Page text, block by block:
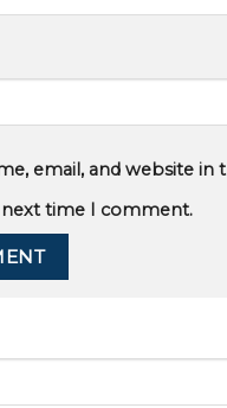
email, and website in
time I comment.